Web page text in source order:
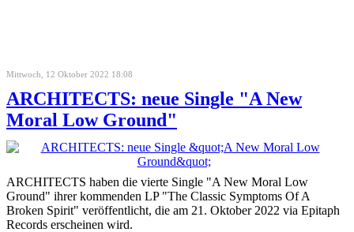
Mittwoch, 12 Oktober 2022 18:08
ARCHITECTS: neue Single "A New
Moral Low Ground"
ARCHITECTS haben die vierte Single "A New Moral Low
Ground" ihrer kommenden LP "The Classic Symptoms Of A
Broken Spirit" veröffentlicht, die am 21. Oktober 2022 via Epitaph
Records erscheinen wird.